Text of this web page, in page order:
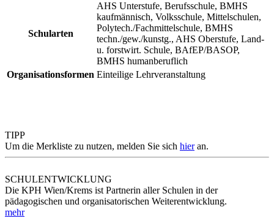
Schularten
AHS Unterstufe, Berufsschule, BMHS
kaufmännisch, Volksschule, Mittelschulen,
Polytech./Fachmittelschule, BMHS
techn./gew./kunstg., AHS Oberstufe, Land-
u. forstwirt. Schule, BAfEP/BASOP,
BMHS humanberuflich
Organisationsformen Einteilige Lehrveranstaltung
TIPP
Um die Merkliste zu nutzen, melden Sie sich hieran.
SCHULENTWICKLUNG
Die KPH Wien/Krems ist Partnerin aller Schulen in der
pädagogischen und organisatorischen Weiterentwicklung.
mehr